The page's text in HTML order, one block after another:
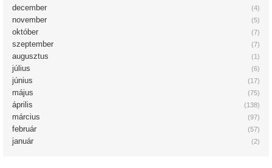
(4)
december
(5)
november
(7)
október
(7)
szeptember
(1)
augusztus
(6)
július
(17)
június
(75)
május
(138)
április
(97)
március
(57)
február
(2)
január